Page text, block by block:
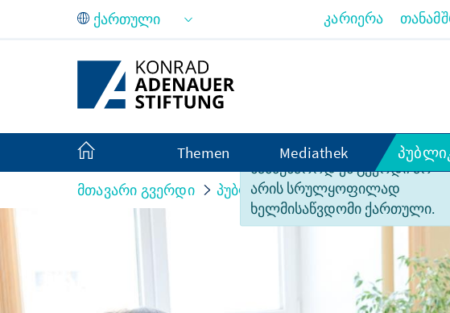
Skip to Main Content
სამწუხაროდ ეს გვერდი არ
არის სრულყოფილად
ხელმისაწვდომი ქართული.
კარიერა
Themen Mediathek
მთავარი გვერდი პუბლიკაციები kurzum